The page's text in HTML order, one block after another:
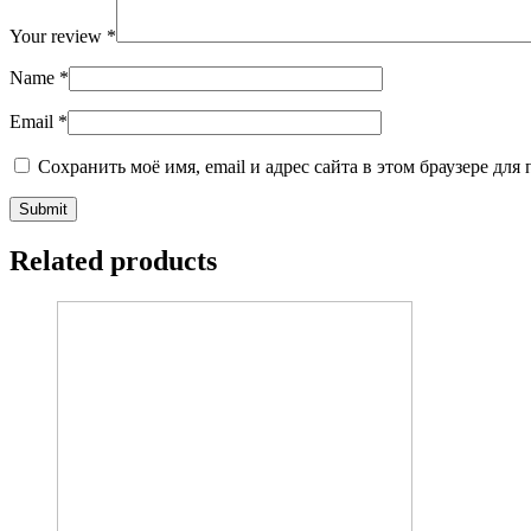
Your review *
Name *
Email *
Сохранить моё имя, email и адрес сайта в этом браузере
Related products